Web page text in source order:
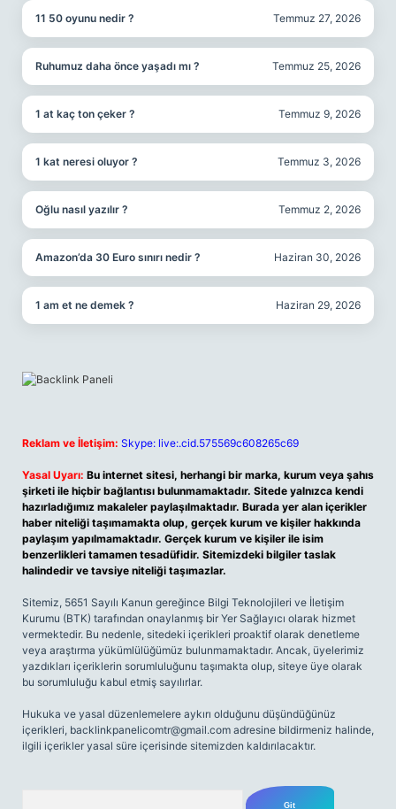
11 50 oyunu nedir ? Temmuz 27, 2026
Ruhumuz daha önce yaşadı mı ? Temmuz 25, 2026
1 at kaç ton çeker ? Temmuz 9, 2026
1 kat neresi oluyor ? Temmuz 3, 2026
Oğlu nasıl yazılır ? Temmuz 2, 2026
Amazon’da 30 Euro sınırı nedir ? Haziran 30, 2026
1 am et ne demek ? Haziran 29, 2026
Reklam ve İletişim: Skype: live:.cid.575569c608265c69
Yasal Uyarı: Bu internet sitesi, herhangi bir marka, kurum veya şahıs
şirketi ile hiçbir bağlantısı bulunmamaktadır. Sitede yalnızca kendi
hazırladığımız makaleler paylaşılmaktadır. Burada yer alan içerikler
haber niteliği taşımamakta olup, gerçek kurum ve kişiler hakkında
paylaşım yapılmamaktadır. Gerçek kurum ve kişiler ile isim
benzerlikleri tamamen tesadüfidir. Sitemizdeki bilgiler taslak
halindedir ve tavsiye niteliği taşımazlar.
Sitemiz, 5651 Sayılı Kanun gereğince Bilgi Teknolojileri ve İletişim
Kurumu (BTK) tarafından onaylanmış bir Yer Sağlayıcı olarak hizmet
vermektedir. Bu nedenle, sitedeki içerikleri proaktif olarak denetleme
veya araştırma yükümlülüğümüz bulunmamaktadır. Ancak, üyelerimiz
yazdıkları içeriklerin sorumluluğunu taşımakta olup, siteye üye olarak
bu sorumluluğu kabul etmiş sayılırlar.
Hukuka ve yasal düzenlemelere aykırı olduğunu düşündüğünüz
içerikleri, backlinkpanelicomtr@gmail.com adresine bildirmeniz halinde,
ilgili içerikler yasal süre içerisinde sitemizden kaldırılacaktır.